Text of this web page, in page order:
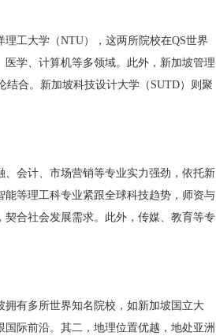
工大学（NTU），这两所院校在QS世界
学、计算机等多领域。此外，新加坡管理
结合。新加坡科技设计大学（SUTD）则聚
会计、市场营销等专业实力强劲，依托新
等理工科专业紧跟全球科技趋势，师资与
合社会发展需求。此外，传媒、教育等专
有多所世界知名院校，如新加坡国立大
际前沿。其二，地理位置优越，地处亚洲